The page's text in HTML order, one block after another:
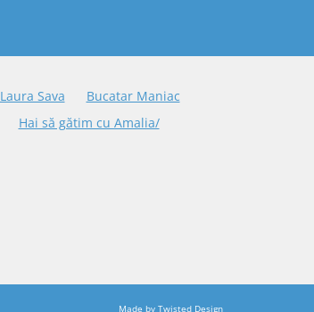
Laura Sava
Bucatar Maniac
Hai să gătim cu Amalia/
Made by Twisted Design